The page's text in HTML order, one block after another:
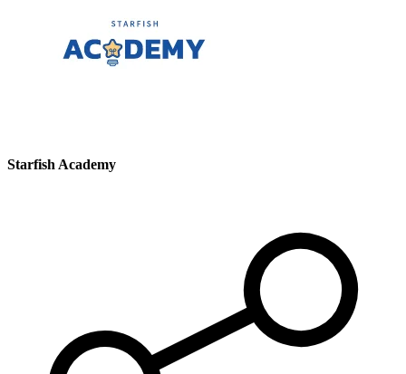
Starfish Academy